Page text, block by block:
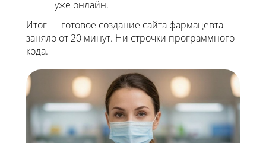
уже онлайн.
Итог — готовое создание сайта фармацевта
заняло от 20 минут. Ни строчки программного
кода.